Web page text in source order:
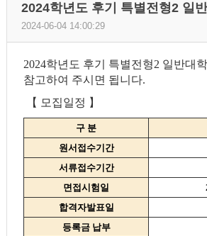
2024학년도 후기 특별전형2 일
2024-06-04 14:00:29
2024학년도 후기 특별전형2 일반대
참고하여 주시면 됩니다.
【 모집일정 】
구 분
원서접수기간
서류접수기간
면접시험일
합격자발표일
등록금 납부